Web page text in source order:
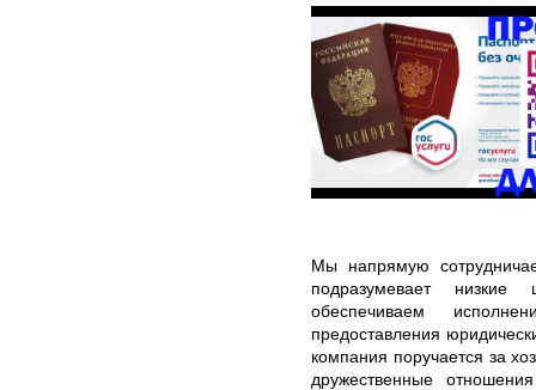
Мы напрямую
подразумевает
обеспечиваем
предоставления
компания поручается за
дружественные